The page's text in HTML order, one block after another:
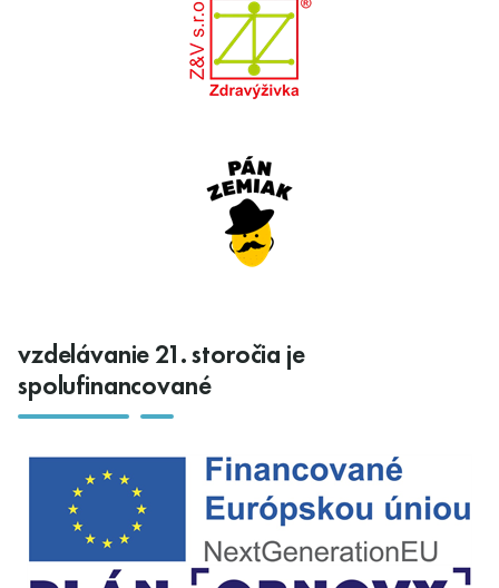
vzdelávanie 21. storočia je
spolufinancované